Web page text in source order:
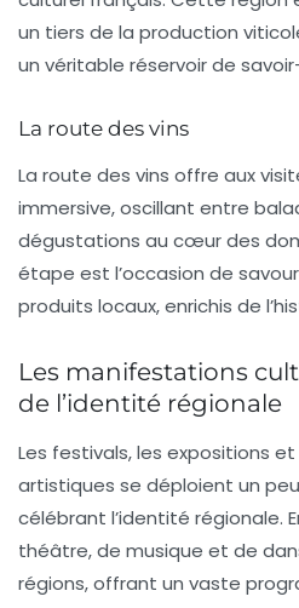
un tiers de la production
un véritable réservoir de
La route des vins
La route des vins offre aux
immersive, oscillant entre
dégustations au cœur des
étape est l’occasion de
produits locaux, enrichis de
Les manifestations
de l’identité régionale
Les festivals, les expositions
artistiques se déploient un
célébrant l’identité régionale.
théâtre, de musique et de
régions, offrant un vaste